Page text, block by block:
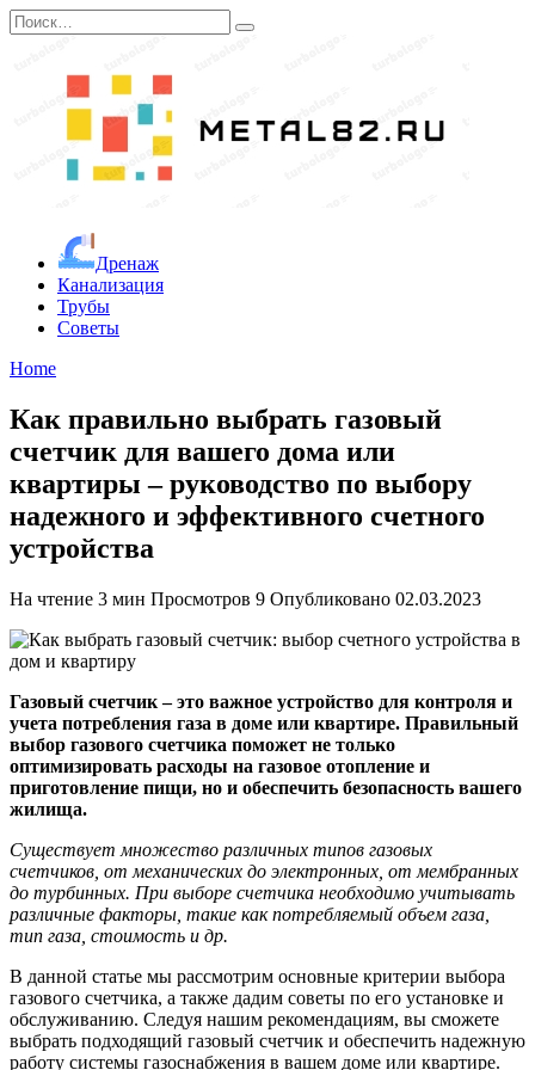
Перейти
к
Search
for:
Дренаж
Канализация
Трубы
Советы
Home
Как правильно выбрать газовый
счетчик для вашего дома или
квартиры – руководство по выбору
надежного и эффективного счетного
устройства
На чтение 3 мин Просмотров 9 Опубликовано 02.03.2023
Газовый счетчик – это важное устройство для контроля и
учета потребления газа в доме или квартире. Правильный
выбор газового счетчика поможет не только
оптимизировать расходы на газовое отопление и
приготовление пищи, но и обеспечить безопасность вашего
жилища.
Существует множество различных типов газовых
счетчиков, от механических до электронных, от мембранных
до турбинных. При выборе счетчика необходимо учитывать
различные факторы, такие как потребляемый объем газа,
тип газа, стоимость и др.
В данной статье мы рассмотрим основные критерии выбора
газового счетчика, а также дадим советы по его установке и
обслуживанию. Следуя нашим рекомендациям, вы сможете
выбрать подходящий газовый счетчик и обеспечить надежную
работу системы газоснабжения в вашем доме или квартире.